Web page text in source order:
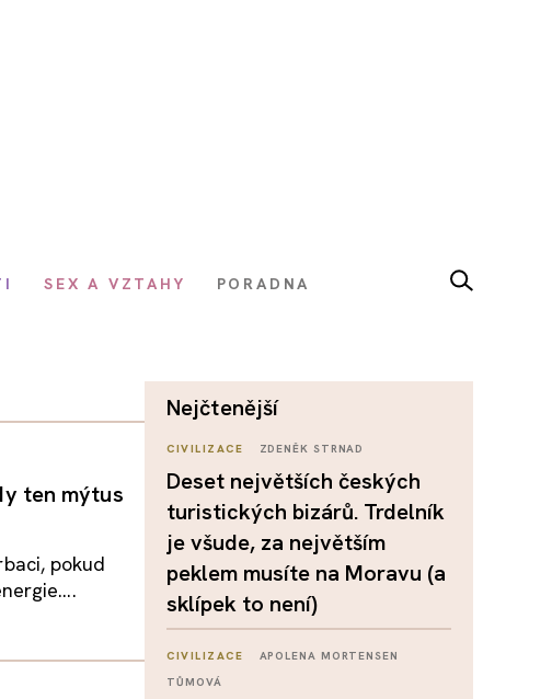
SEX A VZTAHY PORADNA
ten mýtus
pokud
nejčtenější
CIVILIZACE ZDENĚK STRNAD
Deset největších českých
turistických bizárů. Trdelník
je všude, za největším
peklem musíte na Moravu (a
sklípek to není)
CIVILIZACE
APOLENA MORTENSEN
TŮMOVÁ